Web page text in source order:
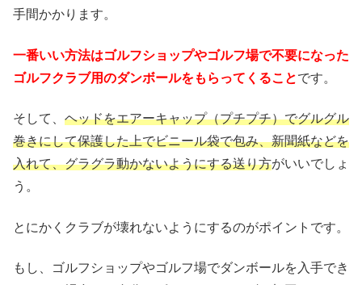
手間かかります。
一番いい方法はゴルフショップやゴルフ場で不要になった
ゴルフクラブ用のダンボールをもらってくることです。
そして、 ヘッドをエアーキャップ（プチプチ）でグルグル
巻きにして保護した上でビニール袋で包み、新聞紙などを
入れて、グラグラ動かないようにする送り方がいいでしょ
う。
とにかくクラブが壊れないようにするのがポイントです。
もし、ゴルフショップやゴルフ場でダンボールを入手でき